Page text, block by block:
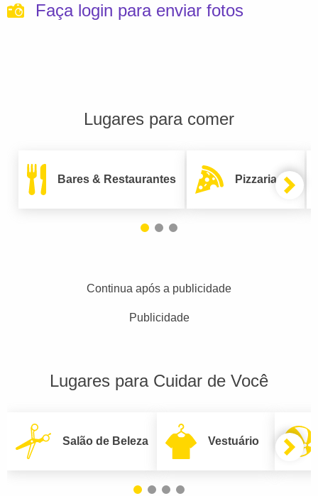
Faça login para enviar fotos
Lugares para comer
Bares & Restaurantes Pizzarias
Continua após a publicidade
Publicidade
Lugares para Cuidar de Você
Salão de Beleza Vestuário